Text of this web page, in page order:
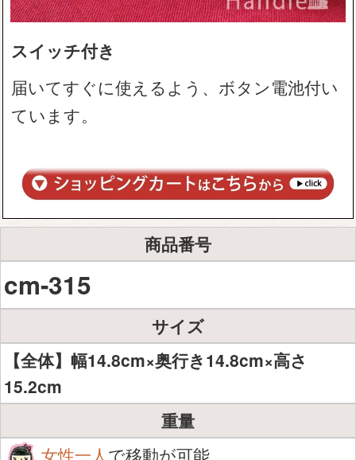
スイッチ付き
届いてすぐに使えるよう、ボタン電池付い
ています。
商品番号
cm-315
サイズ
【全体】幅14.8cm×奥行き14.8cm×高さ
15.2cm
重量
女性一人 で移動が可能